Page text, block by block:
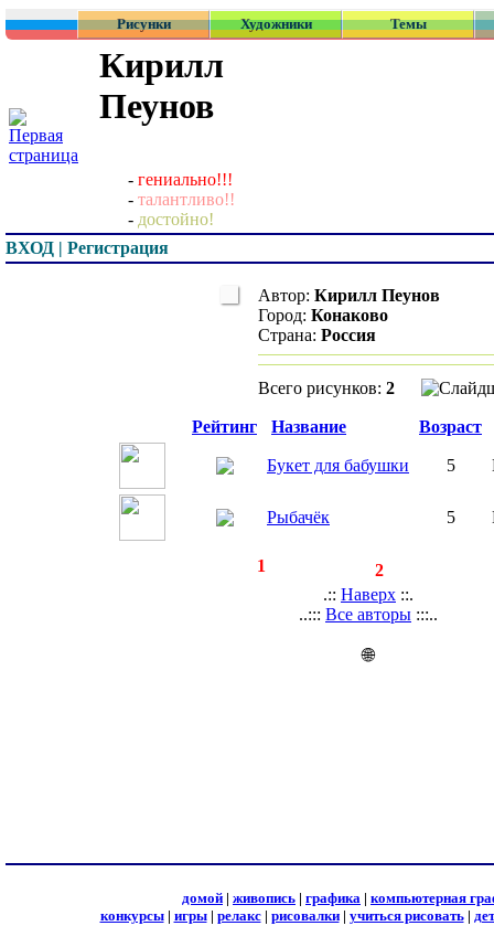
Рисунки Художники Темы
Кирилл
Пеунов
- гениально!!!
- талантливо!!
- достойно!
ВХОД | Регистрация
Автор: Кирилл Пеунов
Город: Конаково
Страна: Россия
Всего рисунков: 2
Рейтинг Название Возраст
Букет для бабушки 5
Рыбачёк 5
1
2
.:: Наверх ::.
..::: Все авторы :::..
🌐
домой | живопись | графика | компьютерная
конкурсы| игры| релакс| рисовалки| учиться рисовать|